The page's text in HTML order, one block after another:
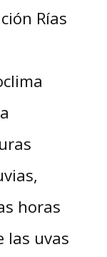
Rías
horas
las uvas